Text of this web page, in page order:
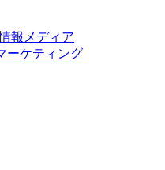
報メディア
ーケティング